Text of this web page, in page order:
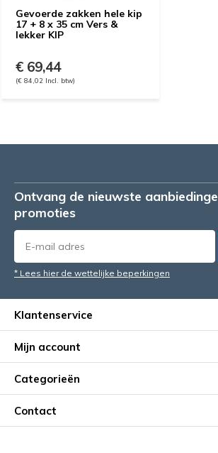
Gevoerde zakken hele kip
17 + 8 x 35 cm Vers &
lekker KIP
€ 69,44
(€ 84,02 Incl. btw)
Ontvang de nieuwste
promoties
* Lees hier de wettelijke beperkingen
Klantenservice
Mijn account
Categorieën
Contact